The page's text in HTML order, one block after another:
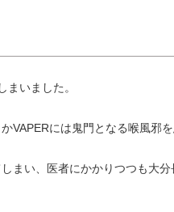
いました。
VAPERには鬼門となる喉風邪
まい、医者にかかりつつも大